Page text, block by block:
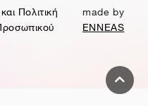
Πολιτική
made by
ENNEAS